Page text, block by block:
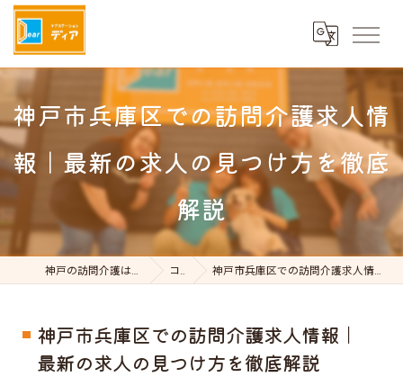
神戸市兵庫区での訪問介護求人情
報｜最新の求人の見つけ方を徹底
解説
神戸の訪問介護はケアステーションDear コラム 神戸市兵庫区での訪問介護求人情報｜最新の求人の見つけ方を徹底解説
神戸市兵庫区での訪問介護求人情報｜
最新の求人の見つけ方を徹底解説